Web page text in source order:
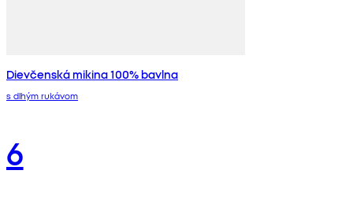
Dievčenská mikina 100% bavlna
s dlhým rukávom
6